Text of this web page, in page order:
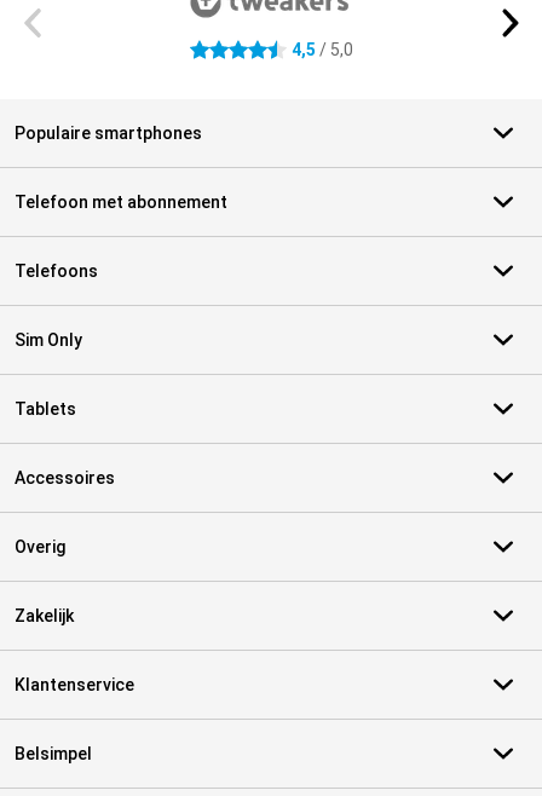
4.5 sterren 4,5 / 5,0
Populaire smartphones
Telefoon met abonnement
Telefoons
Sim Only
Tablets
Accessoires
Overig
Zakelijk
Klantenservice
Belsimpel